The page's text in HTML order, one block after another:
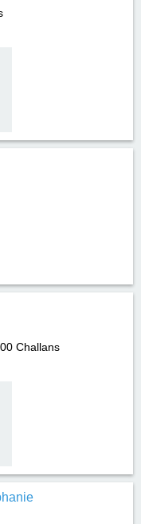
Challans